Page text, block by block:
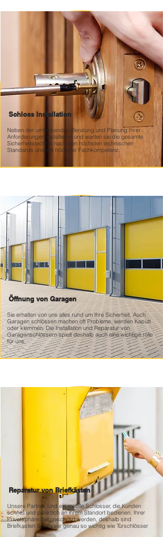
Schloss Installation
Neben der umfassenden Beratung und Planung Ihrer
Anforderungen installieren und warten sie die gesamte
Sicherheitstechnik nach den höchsten technischen
Standards und mit höchster Fachkompetenz.
Öffnung von Garagen
Sie erhalten von uns alles rund um Ihre Sicherheit, Auch
Garagen schlössen machen oft Probleme, werden Kaputt
oder klemmen. Die Installation und Reparatur von
Garagenschlössern spielt deshalb auch eine wichtige rolle
für uns.
Reparatur von Briefkästen
Unsere Partner sind ein mobile Schlosser, die Kunden
schnell und pünktlich an ihrem Standort bedienen. Ihrer
Privatsphäre soll geschützt werden, deshalb sind
Briefkasten Schlösser genau so wichtig wie Türschlösser